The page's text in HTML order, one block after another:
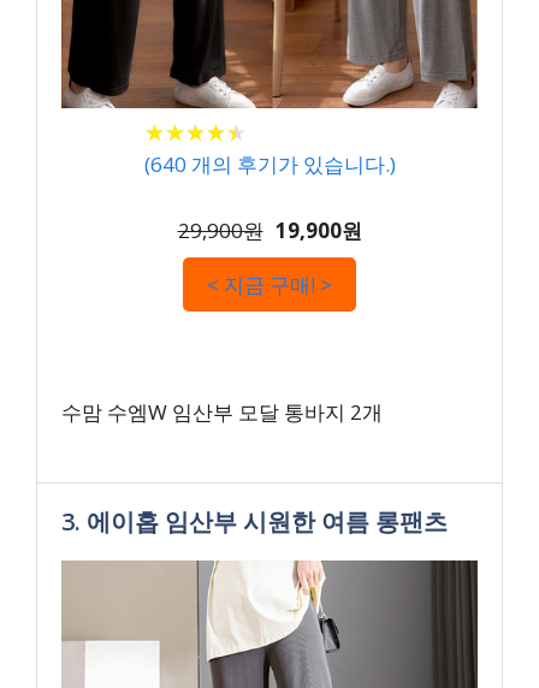
★★★★★
★★★★★
(640 개의 후기가 있습니다.)
29,900원 19,900원
< 지금 구매! >
수맘 수엠W 임산부 모달 통바지 2개
3. 에이홉 임산부 시원한 여름 롱팬츠